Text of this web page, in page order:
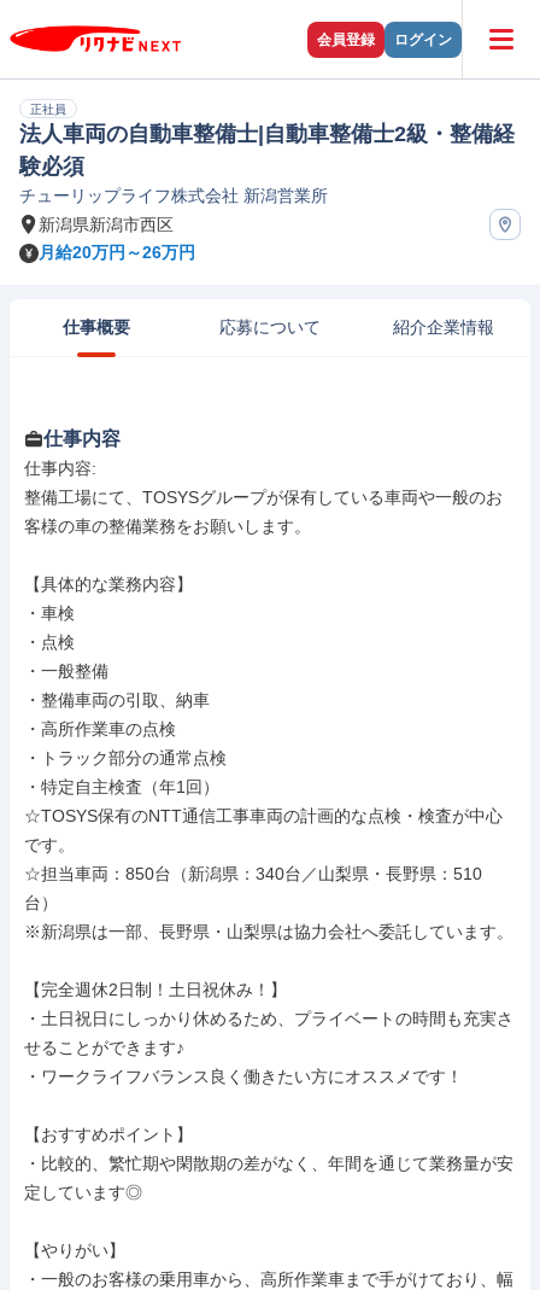
会員登録 ログイン
正社員
法人車両の自動車整備士|自動車整備士2級・整備経
験必須
チューリップライフ株式会社 新潟営業所
新潟県新潟市西区
月給20万円～26万円
仕事概要 応募について 紹介企業情報
仕事内容
仕事内容:
整備工場にて、TOSYSグループが保有している車両や一般のお
客様の車の整備業務をお願いします。
【具体的な業務内容】
・車検
・点検
・一般整備
・整備車両の引取、納車
・高所作業車の点検
・トラック部分の通常点検
・特定自主検査（年1回）
☆TOSYS保有のNTT通信工事車両の計画的な点検・検査が中心
です。
☆担当車両：850台（新潟県：340台／山梨県・長野県：510
台）
※新潟県は一部、長野県・山梨県は協力会社へ委託しています。
【完全週休2日制！土日祝休み！】
・土日祝日にしっかり休めるため、プライベートの時間も充実さ
せることができます♪
・ワークライフバランス良く働きたい方にオススメです！
【おすすめポイント】
・比較的、繁忙期や閑散期の差がなく、年間を通じて業務量が安
定しています◎
【やりがい】
・一般のお客様の乗用車から、高所作業車まで手がけており、幅